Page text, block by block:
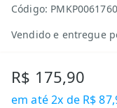
Código:
Vendido e entregue
R$ 175,90
em até2x de R$